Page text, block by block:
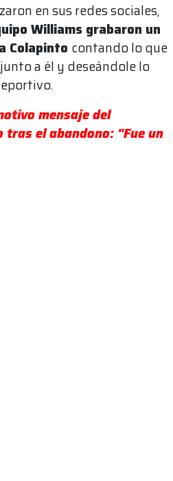
en sus redes sociales,
Williams grabaron un
Colapinto contando lo que
a él y deseándole lo
mensaje del
tras el abandono: "Fue un